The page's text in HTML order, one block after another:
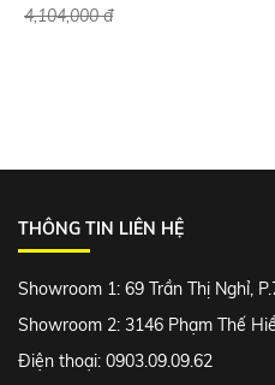
4,104,000 đ
THÔNG TIN LIÊN HỆ
Showroom 1: 69 Trần Thị Nghỉ,
Showroom 2: 3146 Phạm Thế
Điện thoại: 0903.09.09.62